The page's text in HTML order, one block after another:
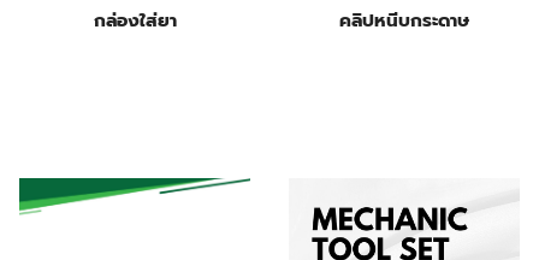
กล่องใส่ยา คลิปหนีบกระดาษ